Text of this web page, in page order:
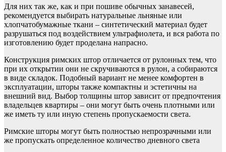
Для них так же, как и при пошиве обычных занавесей,
рекомендуется выбирать натуральные льняные или
хлопчатобумажные ткани – синтетический материал будет
разрушаться под воздействием ультрафиолета, и вся работа по
изготовлению будет проделана напрасно.
Конструкция римских штор отличается от рулонных тем, что
при их открытии они не скручиваются в рулон, а собираются
в виде складок. Подобный вариант не менее комфортен в
эксплуатации, шторы также компактны и эстетичны на
внешний вид. Выбор толщины штор зависит от предпочтения
владельцев квартиры – они могут быть очень плотными или
же иметь ту или иную степень пропускаемости света.
Римские шторы могут быть полностью непрозрачными или
же пропускать определенное количество дневного света